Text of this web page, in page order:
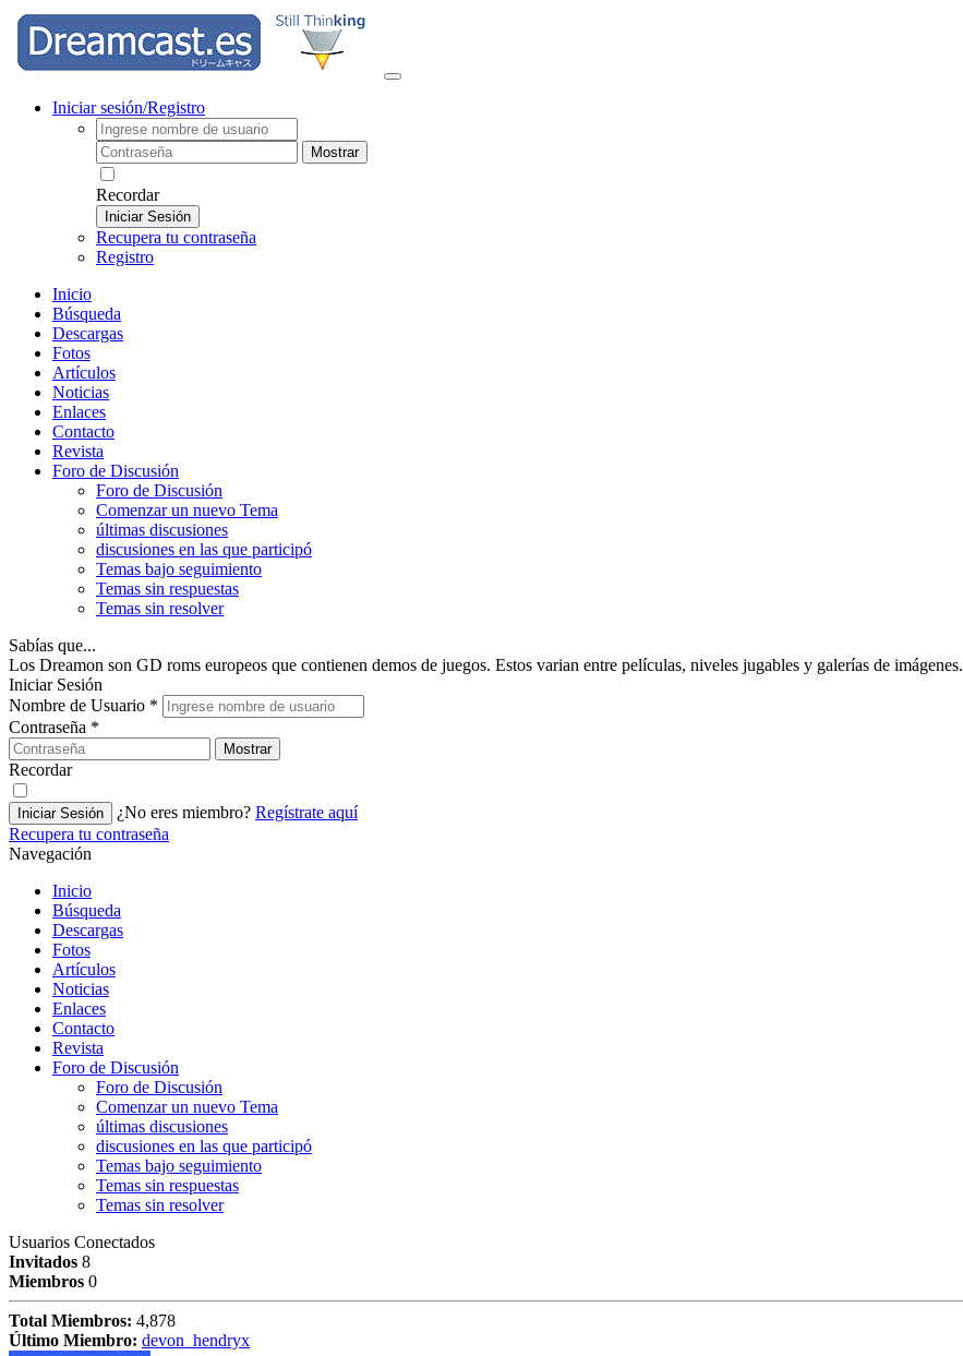
Iniciar sesión/Registro
Mostrar
Recordar
Iniciar Sesión
Recupera tu contraseña
Registro
Inicio
Búsqueda
Descargas
Fotos
Artículos
Noticias
Enlaces
Contacto
Revista
Foro de Discusión
Foro de Discusión
Comenzar un nuevo Tema
últimas discusiones
discusiones en las que participó
Temas bajo seguimiento
Temas sin respuestas
Temas sin resolver
Sabías que...
Los Dreamon son GD roms europeos que contienen demos de juegos. Estos varian entre películas, niveles jugables y galerías de imágenes.
Iniciar Sesión
Nombre de Usuario *
Contraseña *
Mostrar
Recordar
Iniciar Sesión ¿No eres miembro? Regístrate aquí
Recupera tu contraseña
Navegación
Inicio
Búsqueda
Descargas
Fotos
Artículos
Noticias
Enlaces
Contacto
Revista
Foro de Discusión
Foro de Discusión
Comenzar un nuevo Tema
últimas discusiones
discusiones en las que participó
Temas bajo seguimiento
Temas sin respuestas
Temas sin resolver
Usuarios Conectados
Invitados 8
Miembros 0
Total Miembros: 4,878
Último Miembro: devon_hendryx